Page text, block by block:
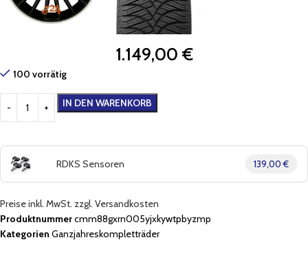
1.149,00 €
100 vorrätig
IN DEN WARENKORB
RDKS Sensoren 139,00 €
Preise inkl. MwSt. zzgl. Versandkosten
Produktnummercmm88gxrn005yjxkywtpbyzmp
Kategorien Ganzjahreskompletträder